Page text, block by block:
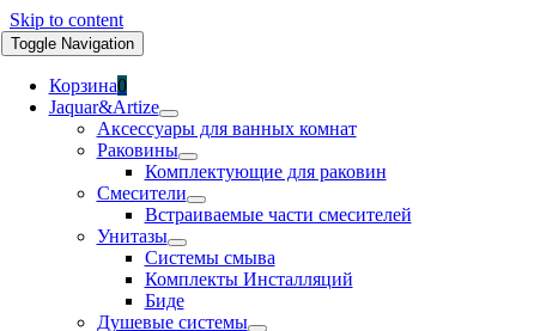
Skip to content
Toggle Navigation
Корзина0
Jaquar&Artize
Аксессуары для ванных комнат
Раковины
Комплектующие для раковин
Смесители
Встраиваемые части смесителей
Унитазы
Системы смыва
Комплекты Инсталляций
Биде
Душевые системы